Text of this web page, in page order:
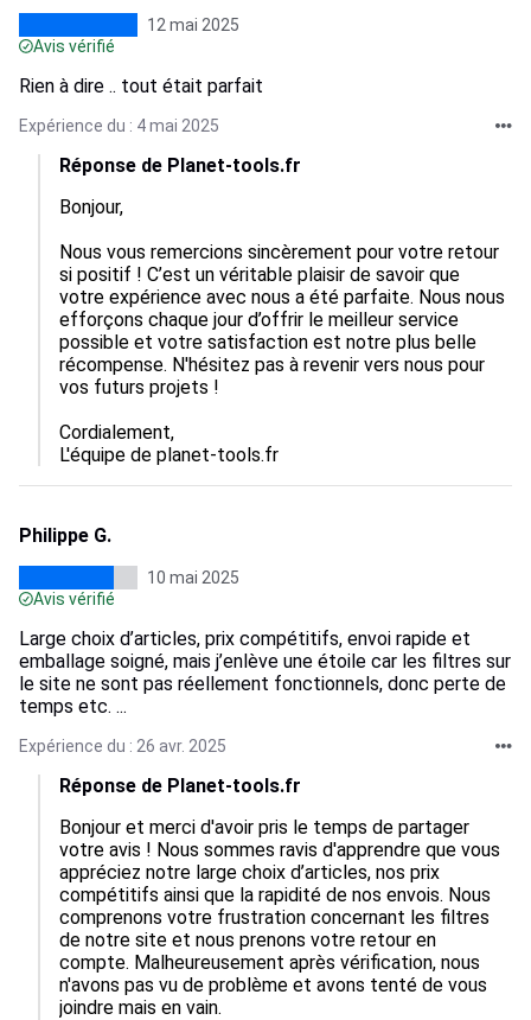
12 mai 2025
Avis vérifié
Rien à dire .. tout était parfait
Expérience du : 4 mai 2025
Réponse de Planet-tools.fr
Bonjour,
Nous vous remercions sincèrement pour votre retour
si positif ! C’est un véritable plaisir de savoir que
votre expérience avec nous a été parfaite. Nous nous
efforçons chaque jour d’offrir le meilleur service
possible et votre satisfaction est notre plus belle
récompense. N'hésitez pas à revenir vers nous pour
vos futurs projets !
Cordialement,
L'équipe de planet-tools.fr
Philippe G.
10 mai 2025
Avis vérifié
Large choix d’articles, prix compétitifs, envoi rapide et
emballage soigné, mais j’enlève une étoile car les filtres sur
le site ne sont pas réellement fonctionnels, donc perte de
temps etc. ...
Expérience du : 26 avr. 2025
Réponse de Planet-tools.fr
Bonjour et merci d'avoir pris le temps de partager
votre avis ! Nous sommes ravis d'apprendre que vous
appréciez notre large choix d’articles, nos prix
compétitifs ainsi que la rapidité de nos envois. Nous
comprenons votre frustration concernant les filtres
de notre site et nous prenons votre retour en
compte. Malheureusement après vérification, nous
n'avons pas vu de problème et avons tenté de vous
joindre mais en vain.